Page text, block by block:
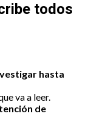
todos
hasta
va a leer.
de